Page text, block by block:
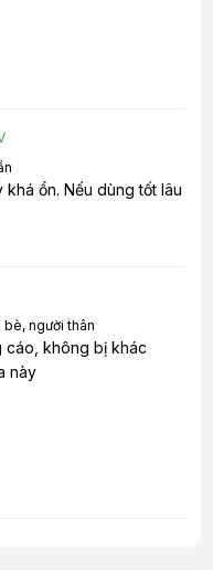
ổn. Nếu dùng tốt lâu
người thân
cáo, không bị khác
này